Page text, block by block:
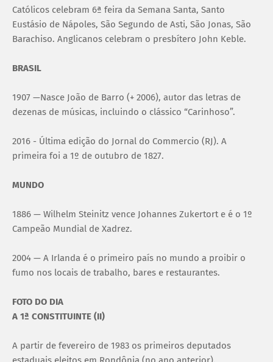
Católicos celebram 6ª feira da Semana Santa, Santo
Eustásio de Nápoles, São Segundo de Asti, São Jonas, São
Barachiso. Anglicanos celebram o presbítero John Keble.
BRASIL
1907 —Nasce João de Barro (+ 2006), autor das letras de
dezenas de músicas, incluindo o clássico “Carinhoso”.
2016 - Última edição do Jornal do Commercio (RJ). A
primeira foi a 1º de outubro de 1827.
MUNDO
1886 — Wilhelm Steinitz vence Johannes Zukertort e é o 1º
Campeão Mundial de Xadrez.
2004 — A Irlanda é o primeiro país no mundo a proibir o
fumo nos locais de trabalho, bares e restaurantes.
FOTO DO DIA
A 1ª CONSTITUINTE (II)
A partir de fevereiro de 1983 os primeiros deputados